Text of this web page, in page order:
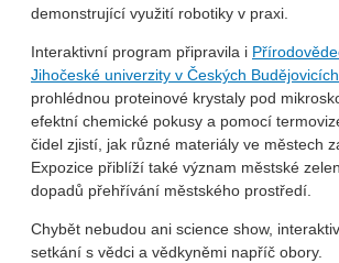
demonstrující využití robotiky v praxi.
Interaktivní program připravila i
Jihočeské univerzity v Českých Budějovicích
prohlédnou proteinové krystaly pod
efektní chemické pokusy a pomocí
čidel zjistí, jak různé materiály ve městech
Expozice přiblíží také význam městské
dopadů přehřívání městského prostředí.
Chybět nebudou ani science show,
setkání s vědci a vědkyněmi napříč obory.